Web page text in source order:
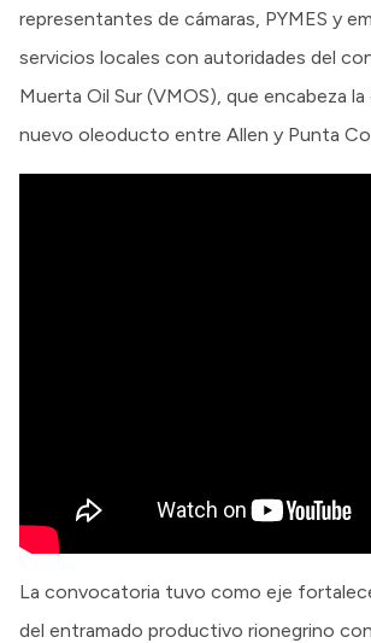
representantes de cámaras, PYMES y
servicios locales con autoridades del
Muerta Oil Sur (VMOS), que encabeza
nuevo oleoducto entre Allen y Punta
La convocatoria tuvo como eje
del entramado productivo rionegrino